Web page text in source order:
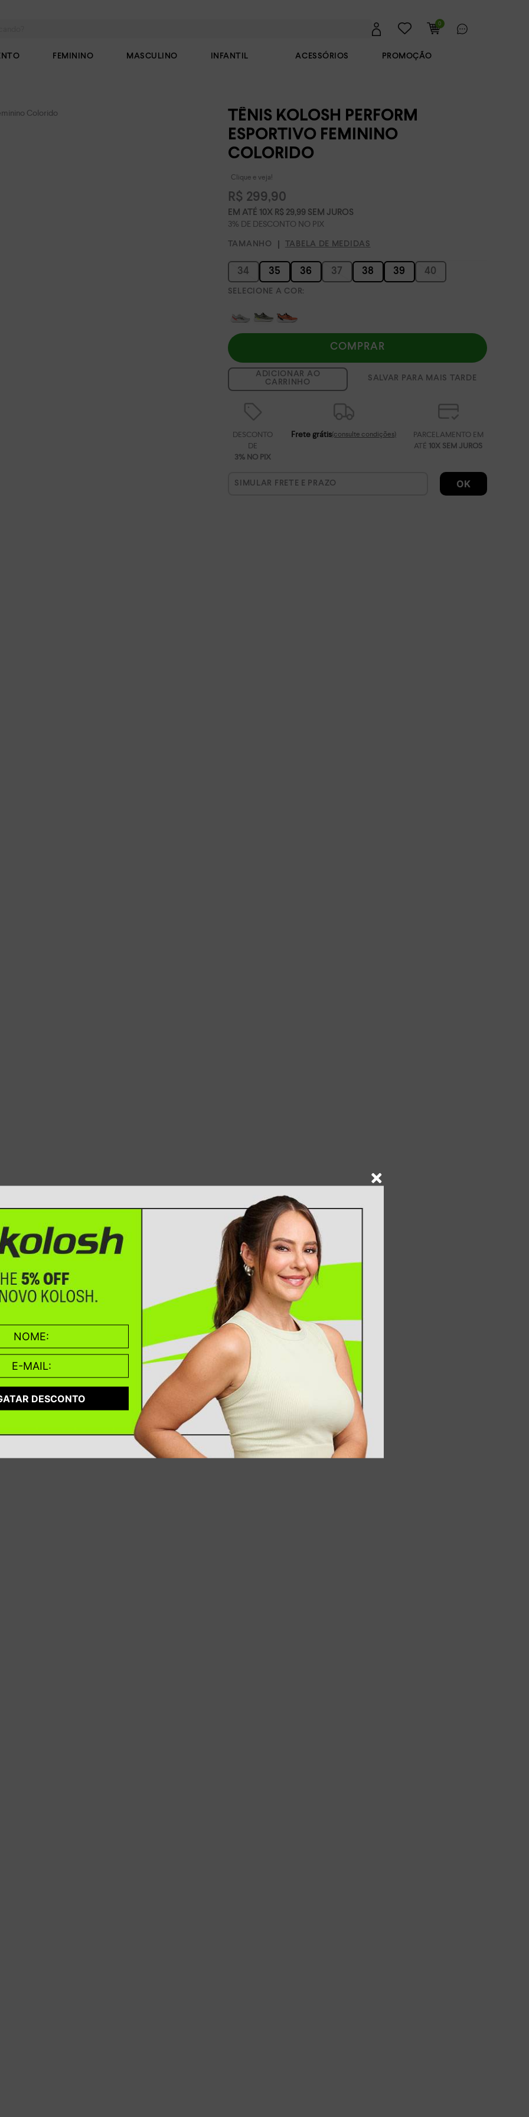
0
FEMININO MASCULINO INFANTIL ACESSÓRIOS PROMOÇÃO
DESCONTO
Colorido
TÊNIS KOLOSH PERFORM
ESPORTIVO FEMININO
COLORIDO
Clique e veja!
R$ 299,90
EM ATÉ 10X R$ 29,99 SEM JUROS
TAMANHO TABELA DE MEDIDAS
34 35 36 37 38 39 40
COMPRAR
ADICIONAR AO
CARRINHO
DESCONTO
DE
3% NO PIX
Frete grátis(consulte condições)
PARCELAMENTO EM
ATÉ 10X SEM JUROS
OK